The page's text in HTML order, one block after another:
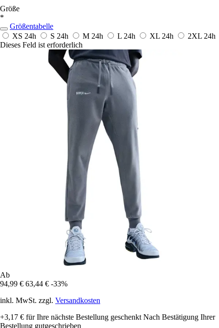
Größe
*
Größentabelle
XS 24h S 24h M 24h L 24h XL 24h 2XL 24h
Dieses Feld ist erforderlich
Ab
94,99 € 63,44 € -33%
inkl. MwSt. zzgl. Versandkosten
+3,17 € für Ihre nächste Bestellung geschenkt Nach Bestätigung Ihrer
Bestellung gutgeschrieben